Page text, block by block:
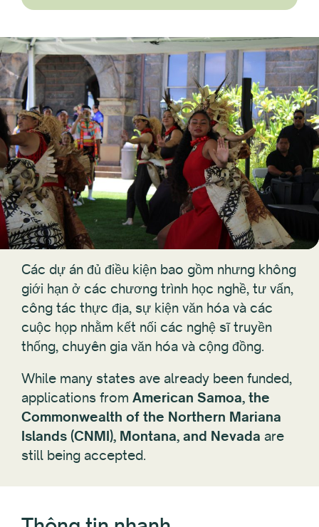
Các dự án đủ điều kiện bao gồm nhưng không
giới hạn ở các chương trình học nghề, tư vấn,
công tác thực địa, sự kiện văn hóa và các
cuộc họp nhằm kết nối các nghệ sĩ truyền
thống, chuyên gia văn hóa và cộng đồng.
While many states ave already been funded,
applications from American Samoa, the
Commonwealth of the Northern Mariana
Islands (CNMI), Montana, and Nevada are
still being accepted.